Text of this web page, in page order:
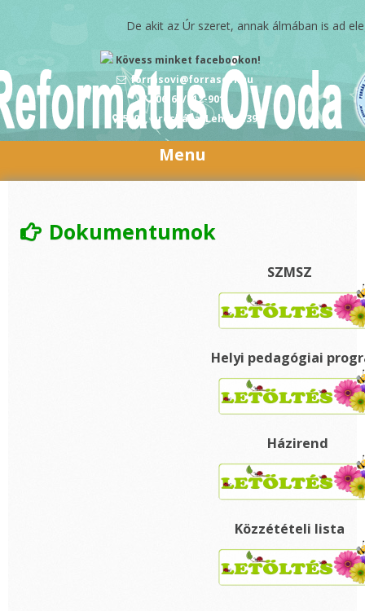
De akit az Úr szeret, annak álmában is ad
Kövess minket facebookon!
forrasovi@forrasovi.hu
06-68/412-901
5900, Orosháza, Lehel u.39
Menu
Dokumentumok
SZMSZ
Helyi pedagógiai
Házirend
Közzétételi lista